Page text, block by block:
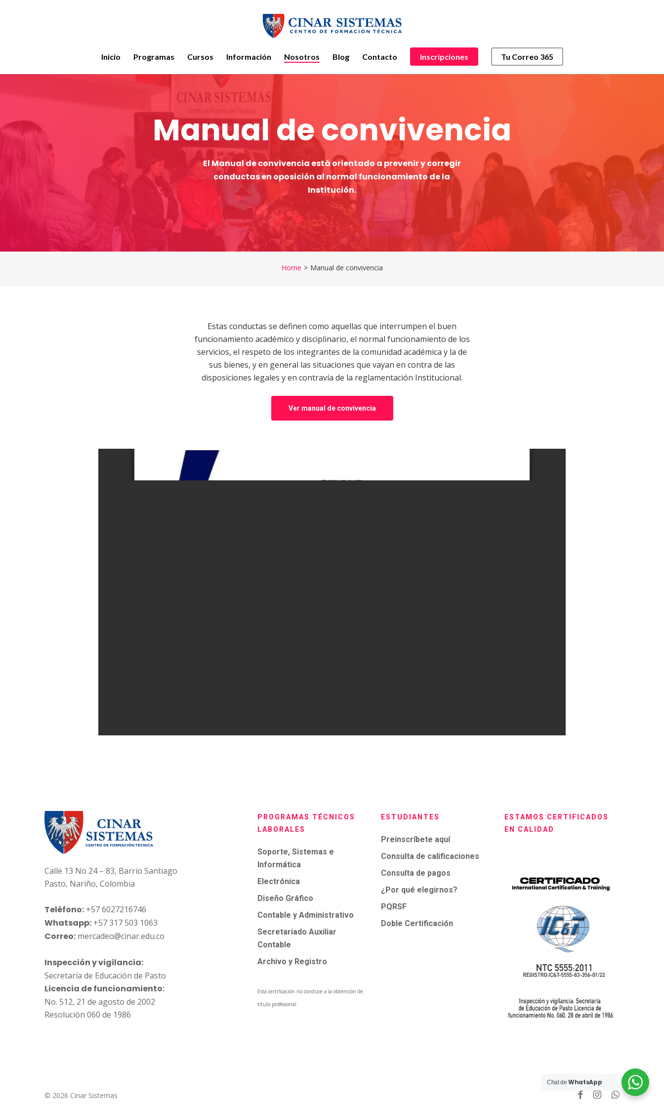
Inicio Programas Cursos Información Nosotros Blog Contacto Inscripciones Tu Correo 365
Manual de convivencia
El Manual de convivencia está orientado a prevenir y corregir
conductas en oposición al normal funcionamiento de la
Institución.
Home > Manual de convivencia
Estas conductas se definen como aquellas que interrumpen el buen
funcionamiento académico y disciplinario, el normal funcionamiento de los
servicios, el respeto de los integrantes de la comunidad académica y la de
sus bienes, y en general las situaciones que vayan en contra de las
disposiciones legales y en contravía de la reglamentación Institucional.
Ver manual de convivencia
Calle 13 No 24 – 83, Barrio Santiago
Pasto, Nariño, Colombia
Teléfono: +57 6027216746
Whatsapp: +57 317 503 1063
Correo: mercadeo@cinar.edu.co
Inspección y vigilancia:
Secretaría de Educación de Pasto
Licencia de funcionamiento:
No. 512, 21 de agosto de 2002
Resolución 060 de 1986
PROGRAMAS TÉCNICOS
LABORALES
Soporte, Sistemas e
Informática
Electrónica
Diseño Gráfico
Contable y Administrativo
Secretariado Auxiliar
Contable
Archivo y Registro
Esta certificación no conduce a la obtención de
título profesional
ESTUDIANTES
Preinscríbete aquí
Consulta de calificaciones
Consulta de pagos
¿Por qué elegirnos?
PQRSF
Doble Certificación
ESTAMOS CERTIFICADOS
EN CALIDAD
© 2026 Cinar Sistemas facebookinstagramwhatsapp
Chat deWhatsApp